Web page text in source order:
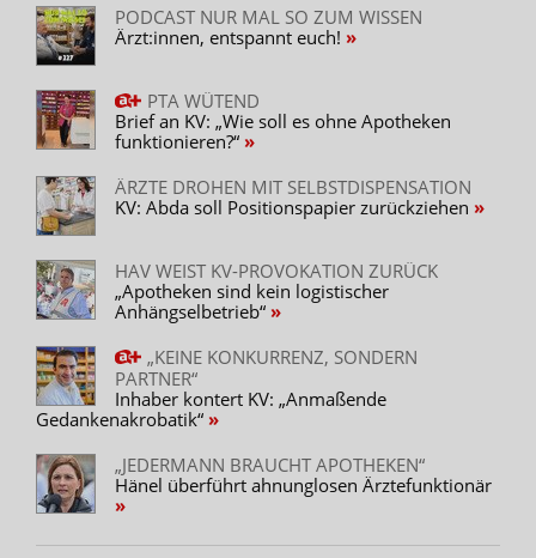
PODCAST NUR MAL SO ZUM WISSEN
Ärzt:innen, entspannt euch!
PTA WÜTEND
Brief an KV: „Wie soll es ohne Apotheken
funktionieren?“
ÄRZTE DROHEN MIT SELBSTDISPENSATION
KV: Abda soll Positionspapier zurückziehen
HAV WEIST KV-PROVOKATION ZURÜCK
„Apotheken sind kein logistischer
Anhängselbetrieb“
„KEINE KONKURRENZ, SONDERN
PARTNER“
Inhaber kontert KV: „Anmaßende
Gedankenakrobatik“
„JEDERMANN BRAUCHT APOTHEKEN“
Hänel überführt ahnunglosen Ärztefunktionär